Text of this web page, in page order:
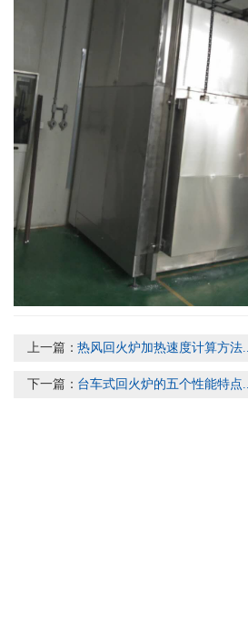
上一篇：热风回火炉加热速度计算方法...
下一篇： 台车式回火炉的五个性能特点...